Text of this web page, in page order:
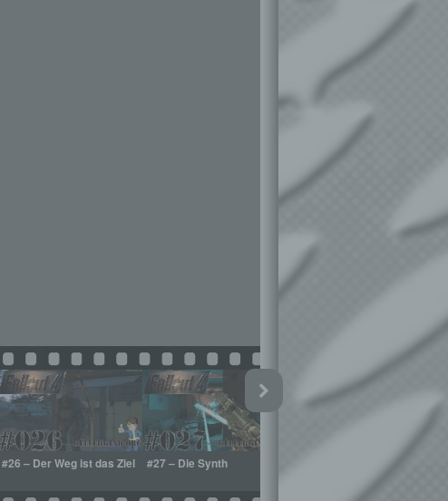
#26 – Der Weg ist das Ziel #27 – Die Synth
Kommandozentrale